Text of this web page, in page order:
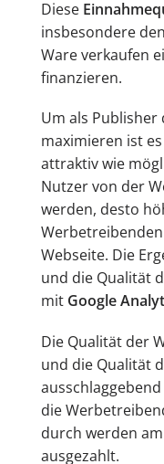
Diese
insbesondere
Ware verkaufen
finanzieren.
Um als Publisher
maximieren ist
attraktiv wie
Nutzer von der
werden, desto
Webseite. Die
und die Qualität
mit Google
Die Qualität der
und die Qualität
die
durch werden
ausgezahlt.